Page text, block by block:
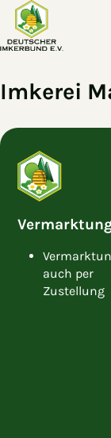
Zum Hauptinhalt
Imkerei
auch per
Zustellung